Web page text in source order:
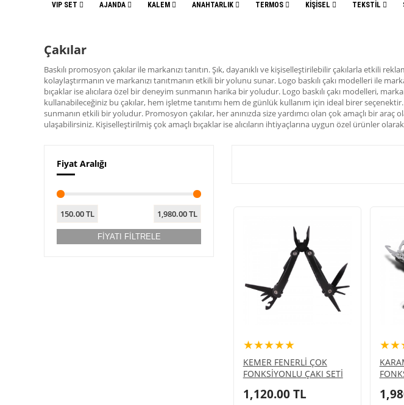
VIP SET AJANDA KALEM ANAHTARLIK TERMOS KİŞİSEL TEKSTİL
Çakılar
Baskılı promosyon çakılar ile markanızı tanıtın. Şık, dayanıklı ve kişiselleştirilebilir çakılarla etkili
kolaylaştırmanın ve markanızı tanıtmanın etkili bir yolunu sunar. Logo baskılı çakı modelleri ile
bıçaklar ise alıcılara özel bir deneyim sunmanın harika bir yoludur. Logo baskılı çakı modelleri,
kullanabileceğiniz bu çakılar, hem işletme tanıtımı hem de günlük kullanım için ideal birer
sunmanın etkili bir yoludur. Promosyon çakılar, her anınızda size yardımcı olan çok amaçlı bir araç
ulaşabilirsiniz. Kişiselleştirilmiş çok amaçlı bıçaklar ise alıcıların ihtiyaçlarına uygun özel ürünler
Fiyat Aralığı
150.00TL 1,980.00TL
FİYATI FİLTRELE
★★★★★
KEMER FENERLİ ÇOK
FONKSİYONLU ÇAKI SETİ
1,120.00TL